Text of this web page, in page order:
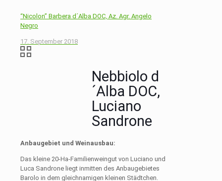
“Nicolon” Barbera d´Alba DOC, Az. Agr. Angelo
Negro
17. September 2018
Nebbiolo d
´Alba DOC,
Luciano
Sandrone
Anbaugebiet und Weinausbau:
Das kleine 20-Ha-Familienweingut von Luciano und
Luca Sandrone liegt inmitten des Anbaugebietes
Barolo in dem gleichnamigen kleinen Städtchen.